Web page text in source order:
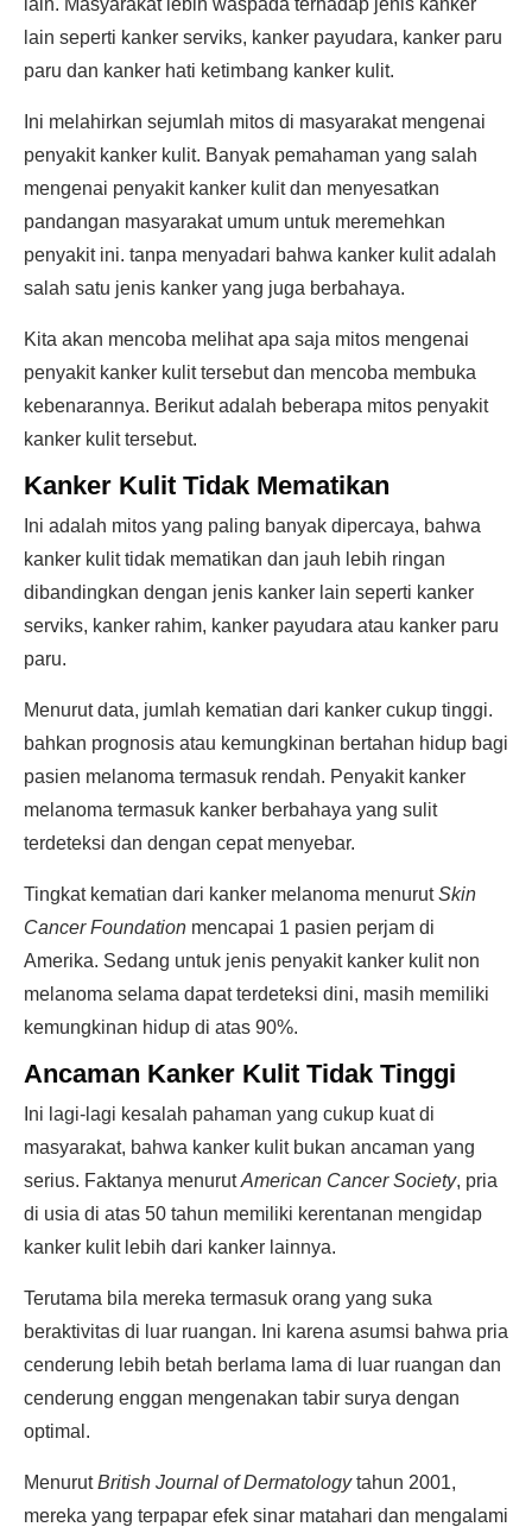
lain. Masyarakat lebih waspada terhadap jenis kanker
lain seperti kanker serviks, kanker payudara, kanker paru
paru dan kanker hati ketimbang kanker kulit.
Ini melahirkan sejumlah mitos di masyarakat mengenai
penyakit kanker kulit. Banyak pemahaman yang salah
mengenai penyakit kanker kulit dan menyesatkan
pandangan masyarakat umum untuk meremehkan
penyakit ini. tanpa menyadari bahwa kanker kulit adalah
salah satu jenis kanker yang juga berbahaya.
Kita akan mencoba melihat apa saja mitos mengenai
penyakit kanker kulit tersebut dan mencoba membuka
kebenarannya. Berikut adalah beberapa mitos penyakit
kanker kulit tersebut.
Kanker Kulit Tidak Mematikan
Ini adalah mitos yang paling banyak dipercaya, bahwa
kanker kulit tidak mematikan dan jauh lebih ringan
dibandingkan dengan jenis kanker lain seperti kanker
serviks, kanker rahim, kanker payudara atau kanker paru
paru.
Menurut data, jumlah kematian dari kanker cukup tinggi.
bahkan prognosis atau kemungkinan bertahan hidup bagi
pasien melanoma termasuk rendah. Penyakit kanker
melanoma termasuk kanker berbahaya yang sulit
terdeteksi dan dengan cepat menyebar.
Tingkat kematian dari kanker melanoma menurutSkin
Cancer Foundation mencapai 1 pasien perjam di
Amerika. Sedang untuk jenis penyakit kanker kulit non
melanoma selama dapat terdeteksi dini, masih memiliki
kemungkinan hidup di atas 90%.
Ancaman Kanker Kulit Tidak Tinggi
Ini lagi-lagi kesalah pahaman yang cukup kuat di
masyarakat, bahwa kanker kulit bukan ancaman yang
serius. Faktanya menurutAmerican Cancer Society, pria
di usia di atas 50 tahun memiliki kerentanan mengidap
kanker kulit lebih dari kanker lainnya.
Terutama bila mereka termasuk orang yang suka
beraktivitas di luar ruangan. Ini karena asumsi bahwa pria
cenderung lebih betah berlama lama di luar ruangan dan
cenderung enggan mengenakan tabir surya dengan
optimal.
MenurutBritish Journal of Dermatologytahun 2001,
mereka yang terpapar efek sinar matahari dan mengalami